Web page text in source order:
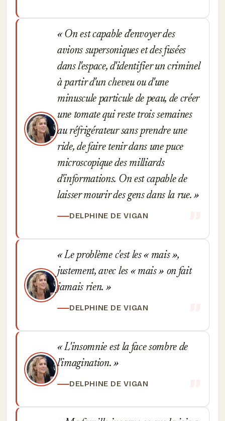
On est capable d'envoyer des
avions supersoniques et des fusées
dans l'espace, d'identifier un criminel
à partir d'un cheveu ou d'une
minuscule particule de peau, de créer
une tomate qui reste trois semaines
au réfrigérateur sans prendre une
ride, de faire tenir dans une puce
microscopique des milliards
d'informations. On est capable de
laisser mourir des gens dans la rue.
DELPHINE DE VIGAN
Le problème c'est les « mais »,
justement, avec les « mais » on fait
jamais rien.
DELPHINE DE VIGAN
L'insomnie est la face sombre de
l'imagination.
DELPHINE DE VIGAN